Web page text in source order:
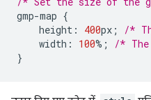
gmp-map {
height : 400px ;
/*
width : 100% ;
/*
}